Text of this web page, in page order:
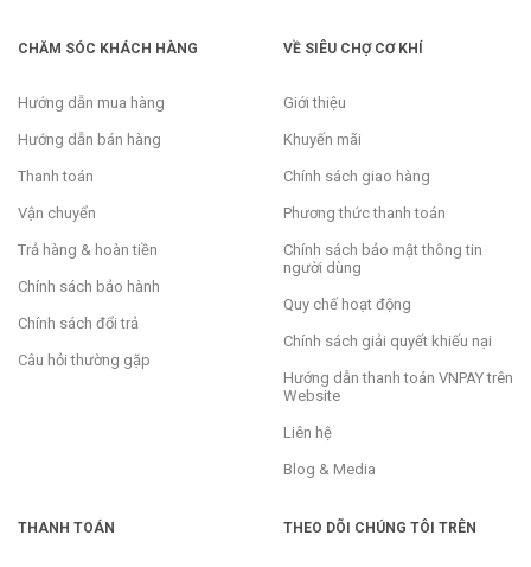
CHĂM SÓC KHÁCH HÀNG
Hướng dẫn mua hàng
Hướng dẫn bán hàng
Thanh toán
Vận chuyển
Trả hàng & hoàn tiền
Chính sách bảo hành
Chính sách đổi trả
Câu hỏi thường gặp
VỀ SIÊU CHỢ CƠ KHÍ
Giới thiệu
Khuyến mãi
Chính sách giao hàng
Phương thức thanh toán
Chính sách bảo mật thông tin
người dùng
Quy chế hoạt động
Chính sách giải quyết khiếu nại
Hướng dẫn thanh toán VNPAY trên
Website
Liên hệ
Blog & Media
THANH TOÁN THEO DÕI CHÚNG TÔI TRÊN